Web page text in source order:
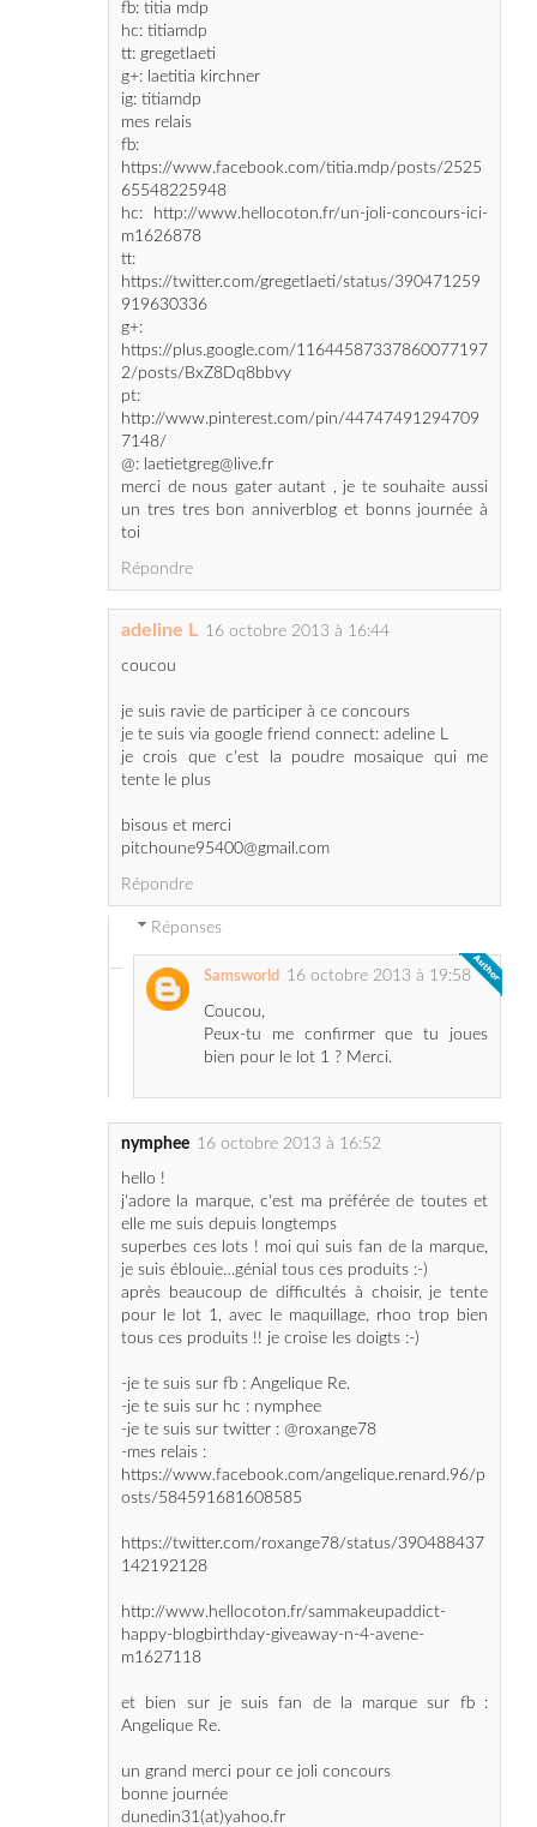
ig: titiamdp
mes relais
https://www.facebook.com/titia.mdp/posts/2525
65548225948
hc: http://www.hellocoton.fr/un-joli-concours-ici-
m1626878
tt:
https://twitter.com/gregetlaeti/status/390471259
919630336
g+:
https://plus.google.com/11644587337860077197
2/posts/BxZ8Dq8bbvy
http://www.pinterest.com/pin/44747491294709
7148/
@: laetietgreg@live.fr
merci de nous gater autant , je te souhaite aussi
un tres tres bon anniverblog et bonns journée à
Répondre
coucou
je suis ravie de participer à ce concours
tente le plus
bisous et merci
pitchoune95400@gmail.com
Réponses
Coucou,
Peux-tu me confirmer que tu joues
bien pour le lot 1 ? Merci.
16 octobre 2013 à 16:52
hello !
j'adore la marque, c'est ma préférée de toutes et
elle me suis depuis longtemps
superbes ces lots ! moi qui suis fan de la marque,
je suis éblouie…génial tous ces produits :-)
après beaucoup de difficultés à choisir, je tente
pour le lot 1, avec le maquillage, rhoo trop bien
tous ces produits !! je croise les doigts :-)
-je te suis sur fb : Angelique Re.
-je te suis sur hc : nymphee
-je te suis sur twitter : @roxange78
-mes relais :
https://www.facebook.com/angelique.renard.96/p
osts/584591681608585
https://twitter.com/roxange78/status/390488437
142192128
http://www.hellocoton.fr/sammakeupaddict-
happy-blogbirthday-giveaway-n-4-avene-
et bien sur je suis fan de la marque sur fb :
Angelique Re.
un grand merci pour ce joli concours
bonne journée
dunedin31(at)yahoo.fr
Répondre